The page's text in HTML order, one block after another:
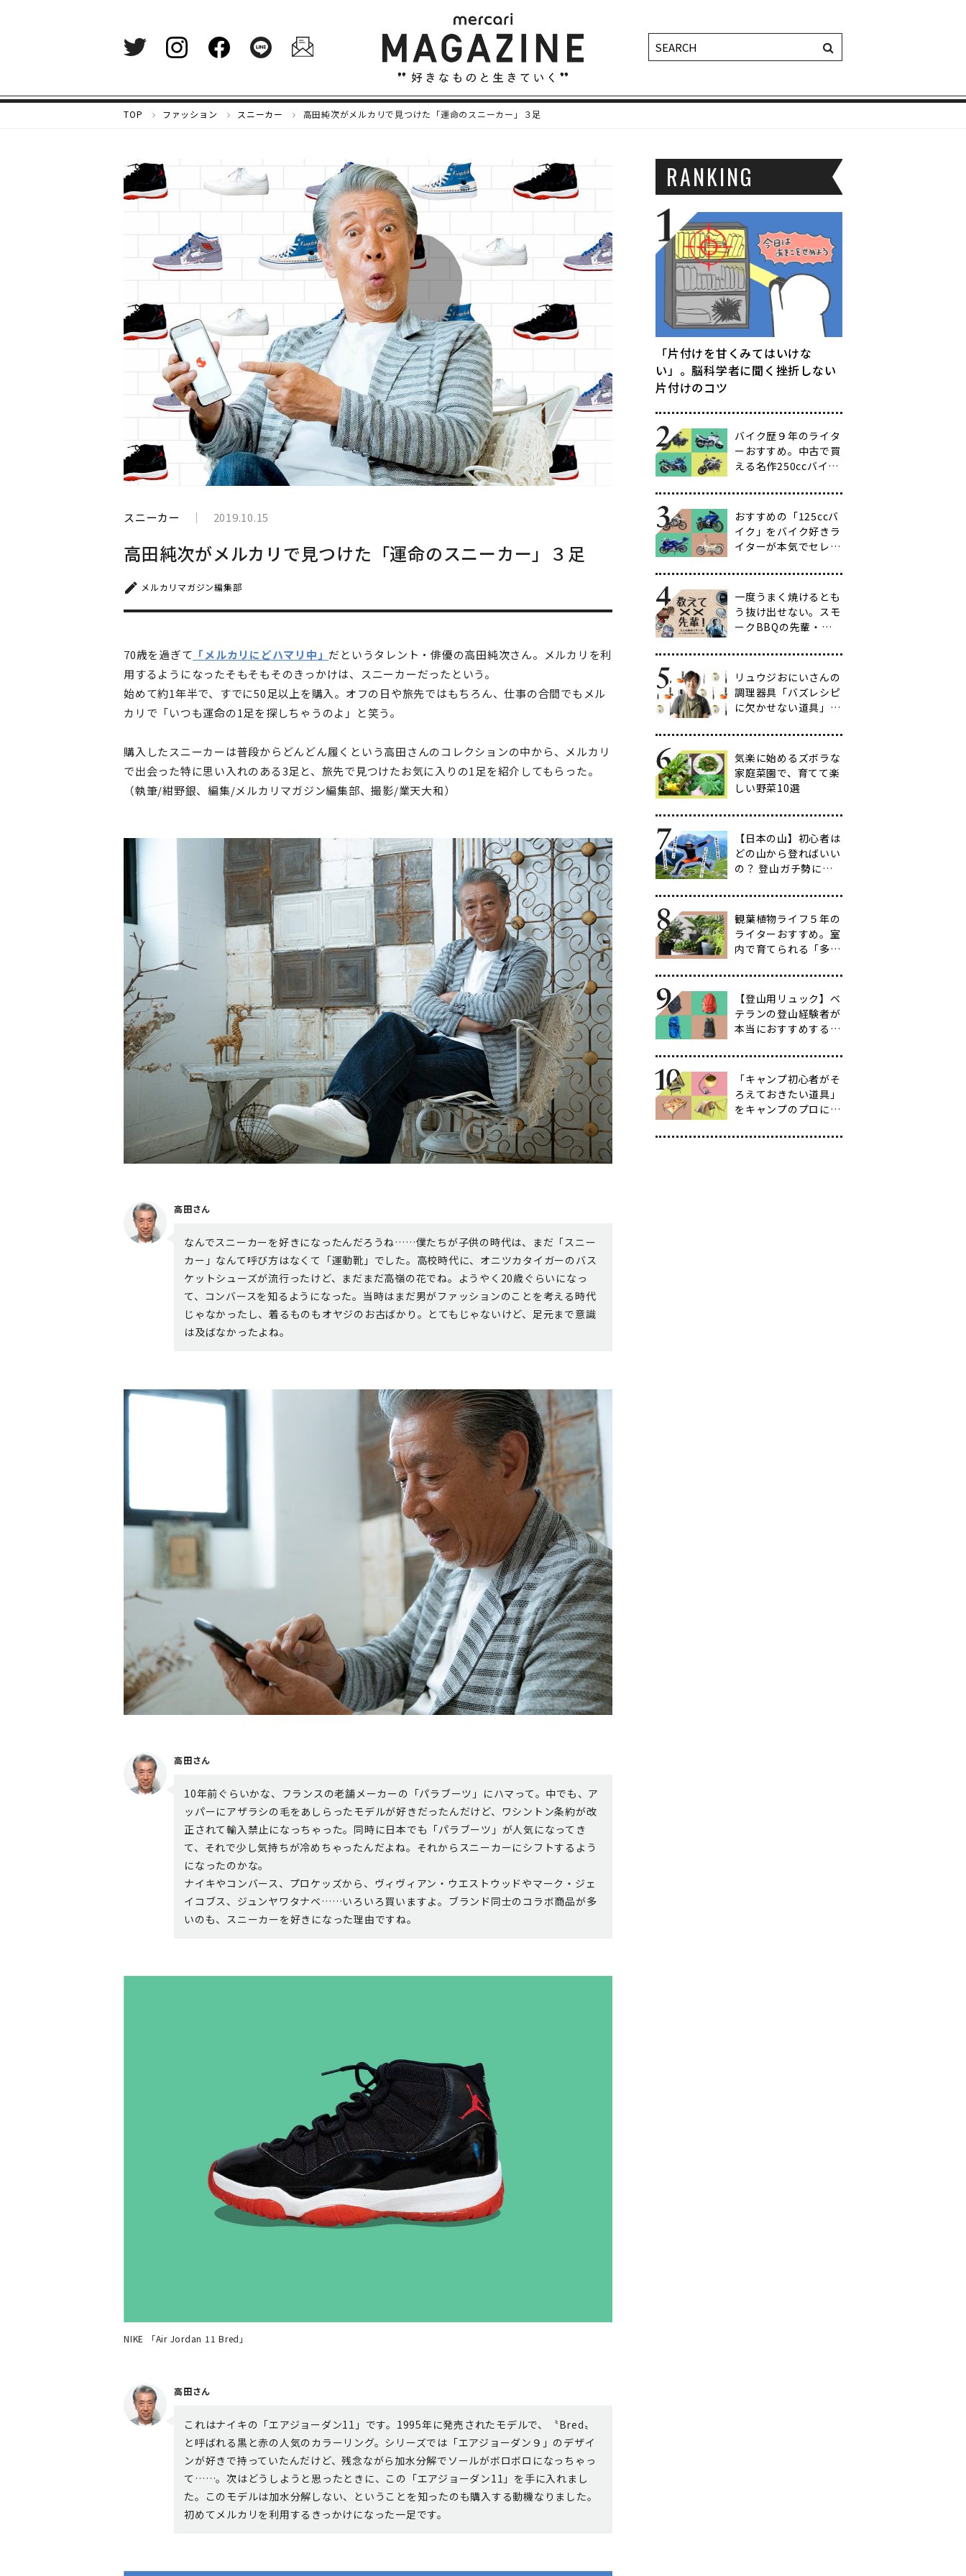
TOP
メ
ガ
き
と
生
く
ファッション スニーカー 高田純次がメルカリで見つけた「運命のスニーカー」３足
スニーカー 2019.10.15
高田純次がメルカリで見つけた「運命のスニーカー」３足
メルカリマガジン編集部
70歳を過ぎて 「メルカリにどハマリ中」 だというタレント・俳優の高田純次さん。メルカリを利
用するようになったそもそもそのきっかけは、スニーカーだったという。
始めて約1年半で、すでに50足以上を購入。オフの日や旅先ではもちろん、仕事の合間でもメル
カリで「いつも運命の1足を探しちゃうのよ」と笑う。
購入したスニーカーは普段からどんどん履くという高田さんのコレクションの中から、メルカリ
で出会った特に思い入れのある3足と、旅先で見つけたお気に入りの1足を紹介してもらった。
（執筆/紺野銀、編集/メルカリマガジン編集部、撮影/業天大和）
高田さん
なんでスニーカーを好きになったんだろうね……僕たちが子供の時代は、まだ「スニー
カー」なんて呼び方はなくて「運動靴」でした。高校時代に、オニツカタイガーのバス
ケットシューズが流行ったけど、まだまだ高嶺の花でね。ようやく20歳ぐらいになっ
て、コンバースを知るようになった。当時はまだ男がファッションのことを考える時代
じゃなかったし、着るものもオヤジのお古ばかり。とてもじゃないけど、足元まで意識
は及ばなかったよね。
高田さん
10年前ぐらいかな、フランスの老舗メーカーの「パラブーツ」にハマって。中でも、ア
ッパーにアザラシの毛をあしらったモデルが好きだったんだけど、ワシントン条約が改
正されて輸入禁止になっちゃった。同時に日本でも「パラブーツ」が人気になってき
て、それで少し気持ちが冷めちゃったんだよね。それからスニーカーにシフトするよう
になったのかな。
ナイキやコンバース、プロケッズから、ヴィヴィアン・ウエストウッドやマーク・ジェ
イコブス、ジュンヤワタナベ……いろいろ買いますよ。ブランド同士のコラボ商品が多
いのも、スニーカーを好きになった理由ですね。
NIKE 「Air Jordan 11 Bred」
高田さん
これはナイキの「エアジョーダン11」です。1995年に発売されたモデルで、〝Bred〟
と呼ばれる黒と赤の人気のカラーリング。シリーズでは「エアジョーダン９」のデザイ
ンが好きで持っていたんだけど、残念ながら加水分解でソールがボロボロになっちゃっ
て……。次はどうしようと思ったときに、この「エアジョーダン11」を手に入れまし
た。このモデルは加水分解しない、ということを知ったのも購入する動機なりました。
初めてメルカリを利用するきっかけになった一足です。
RANKING
「片付けを甘くみてはいけな
い」。脳科学者に聞く挫折しない
片付けのコツ
バイク歴９年のライタ
ーおすすめ。中古で買
える名作250ccバイク
からベテラン向けま
で】
おすすめの「125ccバ
イク」をバイク好きラ
イターが本気でセレク
一度うまく焼けるとも
う抜け出せない。スモ
ークBBQの先輩・渋
だわりのアイテム20
選
リュウジおにいさんの
調理器具「バズレシピ
に欠かせない道具」５
気楽に始めるズボラな
家庭菜園で、育てて楽
しい野菜10選
【日本の山】初心者は
どの山から登ればいい
の？ 登山ガチ勢に聞
ぎ】
観葉植物ライフ５年の
ライターおすすめ。室
内で育てられる「多肉
育て方も紹介】
【登山用リュック】ベ
テランの登山経験者が
本当におすすめする容
選
「キャンプ初心者がそ
ろえておきたい道具」
をキャンプのプロに聞